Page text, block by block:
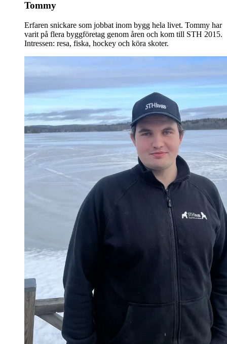
Tommy
Erfaren snickare som jobbat inom bygg hela livet. Tommy har
varit på flera byggföretag genom åren och kom till STH 2015.
Intressen: resa, fiska, hockey och köra skoter.